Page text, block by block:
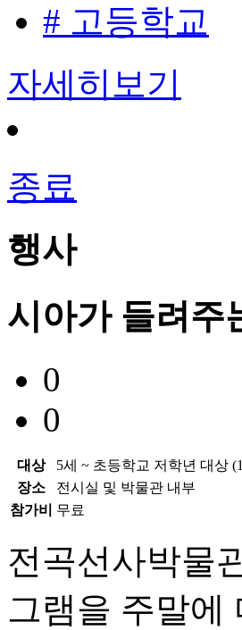
# 고등학교
자세히보기
종료
행사
시아가 들려주
0
0
대상
5세 ~ 초등학교 저학년 대상
장소
전시실 및 박물관 내부
참가비
무료
전곡선사박물
그램을 주말에